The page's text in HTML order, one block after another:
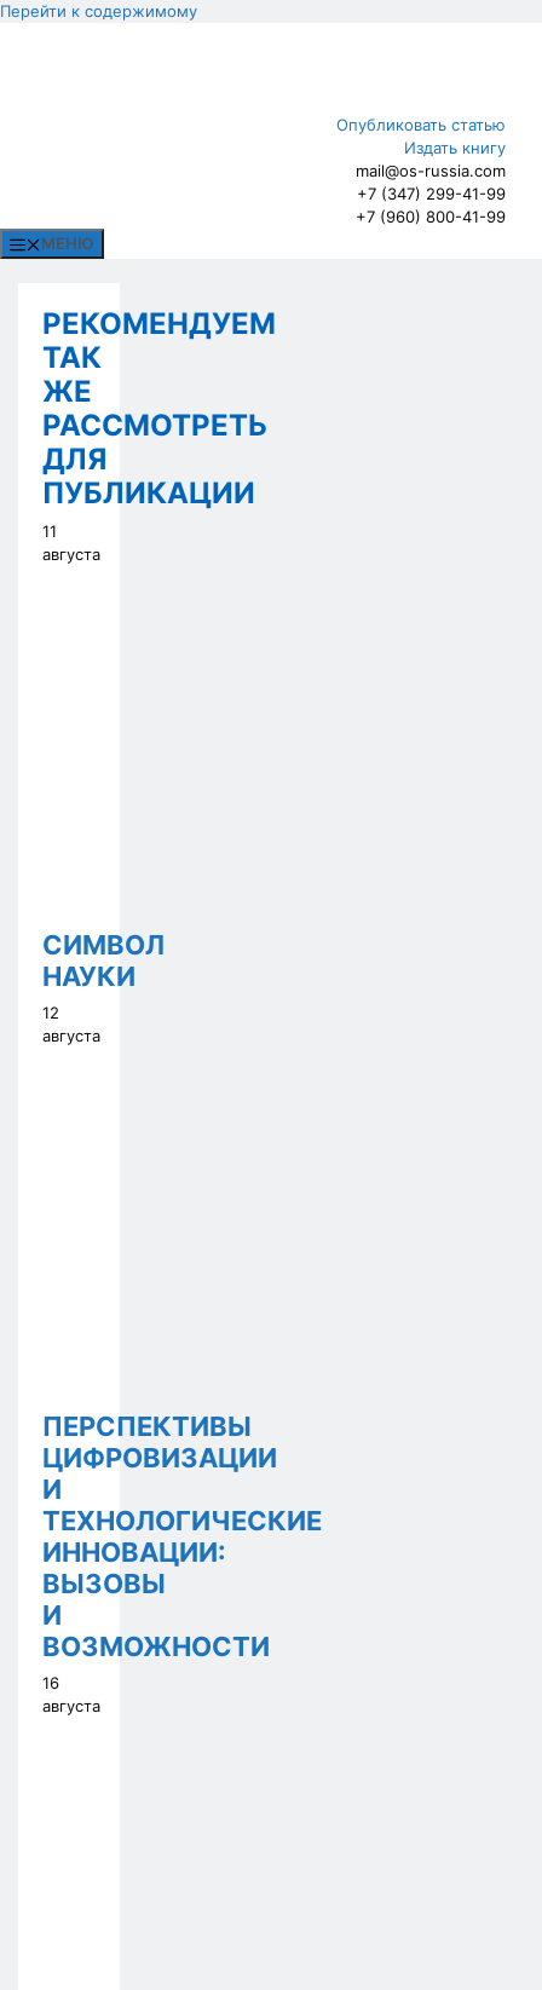
Перейти к содержимому
Опубликовать статью
Издать книгу
mail@os-russia.com
+7 (347) 299-41-99
+7 (960) 800-41-99
МЕНЮ
РЕКОМЕНДУЕМ
ТАК
ЖЕ
РАССМОТРЕТЬ
ДЛЯ
ПУБЛИКАЦИИ
11
августа
СИМВОЛ
НАУКИ
12
августа
ПЕРСПЕКТИВЫ
ЦИФРОВИЗАЦИИ
И
ТЕХНОЛОГИЧЕСКИЕ
ИННОВАЦИИ:
ВЫЗОВЫ
И
ВОЗМОЖНОСТИ
16
августа